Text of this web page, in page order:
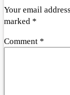
Your email
marked *
Comment *